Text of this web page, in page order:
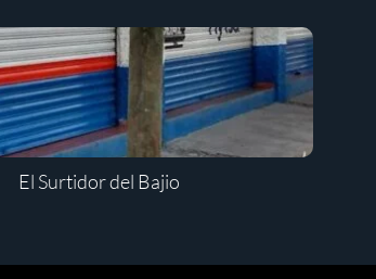
El Surtidor del Bajio